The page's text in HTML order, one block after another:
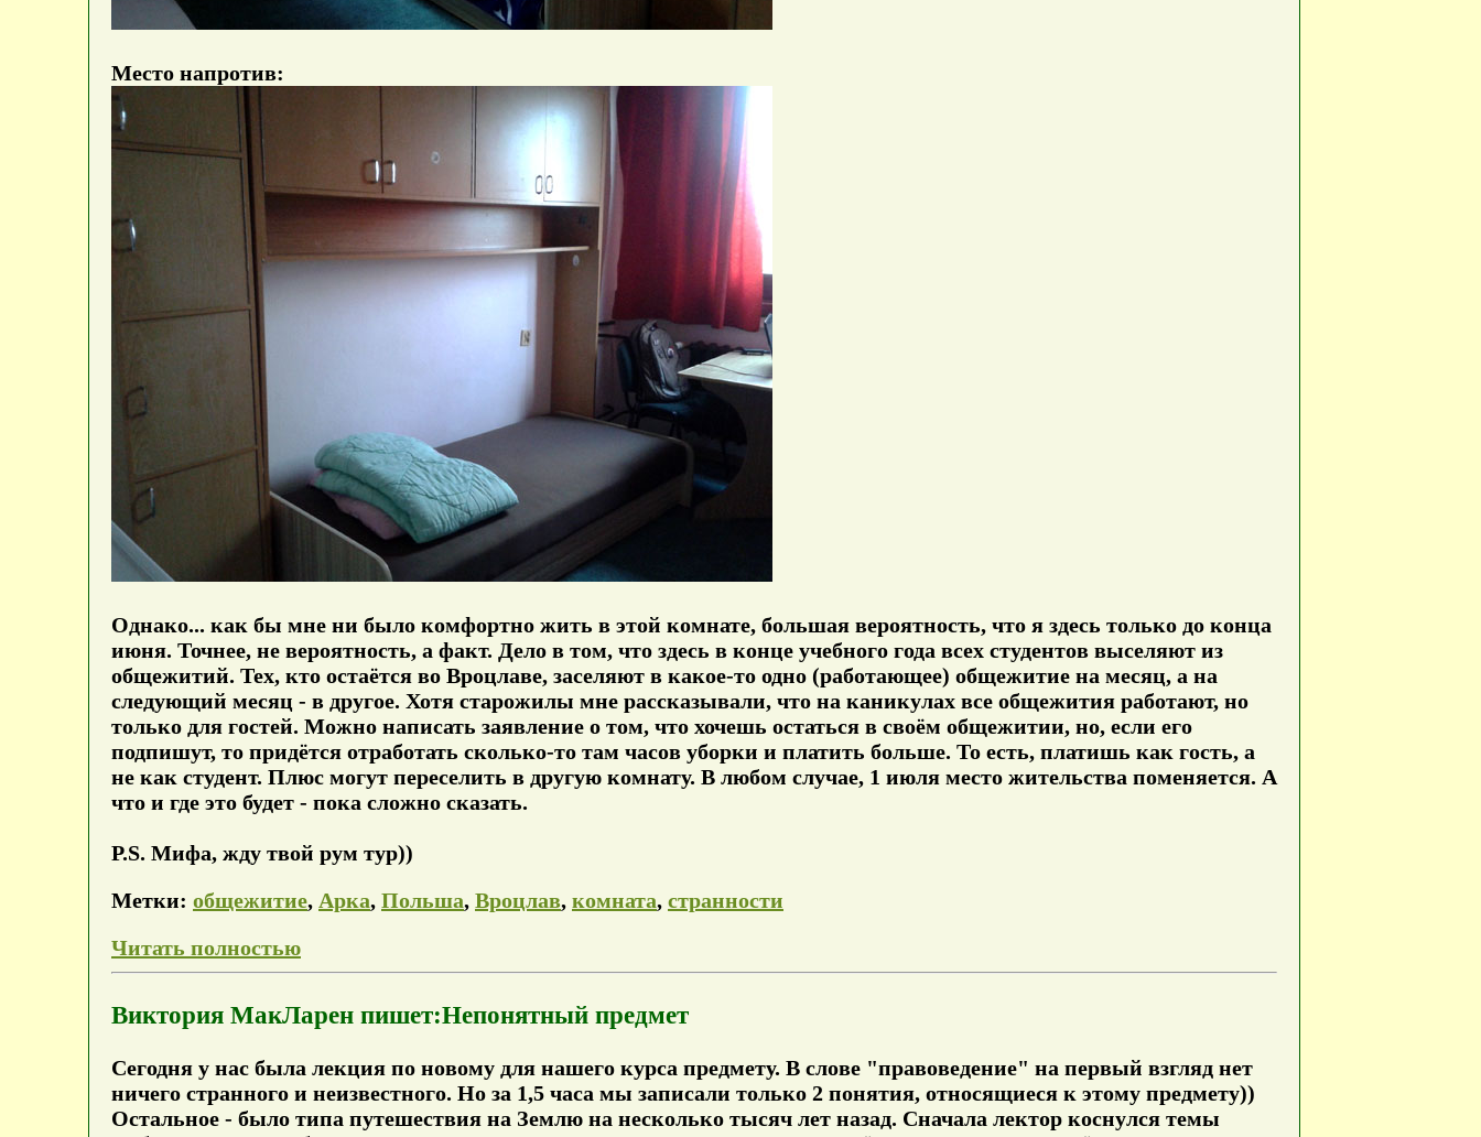
Место напротив:
Однако... как бы мне ни было комфортно жить в этой комнате, большая вероятность, что я здесь только до конца
июня. Точнее, не вероятность, а факт. Дело в том, что здесь в конце учебного года всех студентов выселяют из
общежитий. Тех, кто остаётся во Вроцлаве, заселяют в какое-то одно (работающее) общежитие на месяц, а на
следующий месяц - в другое. Хотя старожилы мне рассказывали, что на каникулах все общежития работают, но
только для гостей. Можно написать заявление о том, что хочешь остаться в своём общежитии, но, если его
подпишут, то придётся отработать сколько-то там часов уборки и платить больше. То есть, платишь как гость, а
не как студент. Плюс могут переселить в другую комнату. В любом случае, 1 июля место жительства поменяется. А
что и где это будет - пока сложно сказать.
P.S. Мифа, жду твой рум тур))
Метки: общежитие, Арка, Польша, Вроцлав, комната, странности
Читать полностью
Виктория МакЛарен пишет:Непонятный предмет
Сегодня у нас была лекция по новому для нашего курса предмету. В слове "правоведение" на первый взгляд нет
ничего странного и неизвестного. Но за 1,5 часа мы записали только 2 понятия, относящиеся к этому предмету))
Остальное - было типа путешествия на Землю на несколько тысяч лет назад. Сначала лектор коснулся темы